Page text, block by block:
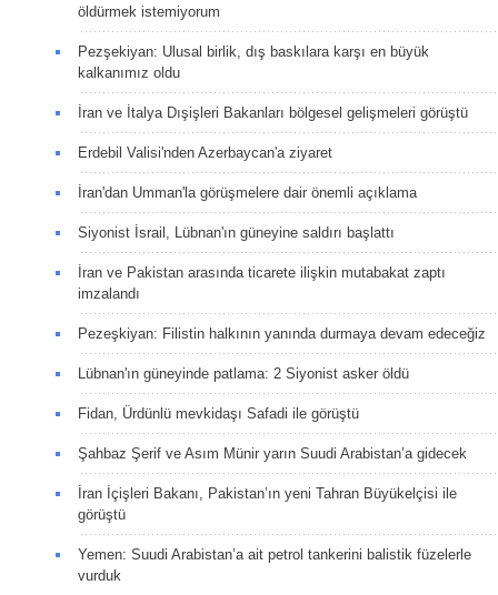
öldürmek istemiyorum
Pezşekiyan: Ulusal birlik, dış baskılara karşı en büyük
kalkanımız oldu
İran ve İtalya Dışişleri Bakanları bölgesel gelişmeleri görüştü
Erdebil Valisi'nden Azerbaycan'a ziyaret
İran'dan Umman'la görüşmelere dair önemli açıklama
Siyonist İsrail, Lübnan'ın güneyine saldırı başlattı
İran ve Pakistan arasında ticarete ilişkin mutabakat zaptı
imzalandı
Pezeşkiyan: Filistin halkının yanında durmaya devam edeceğiz
Lübnan'ın güneyinde patlama: 2 Siyonist asker öldü
Fidan, Ürdünlü mevkidaşı Safadi ile görüştü
Şahbaz Şerif ve Asım Münir yarın Suudi Arabistan’a gidecek
İran İçişleri Bakanı, Pakistan’ın yeni Tahran Büyükelçisi ile
görüştü
Yemen: Suudi Arabistan’a ait petrol tankerini balistik füzelerle
vurduk